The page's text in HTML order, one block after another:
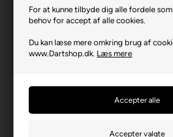
For at kunne tilbyde dig alle fordele
behov for accept af alle cookies.
Du kan læse mere omkring brug af
www.Dartshop.dk. Læs mere
Materiale
90%
Max Diameter mm